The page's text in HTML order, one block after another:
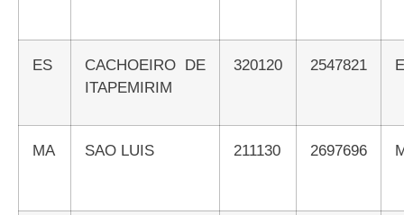
ES
CACHOEIRO DE
ITAPEMIRIM
320120 2547821
MA SAO LUIS 211130 2697696